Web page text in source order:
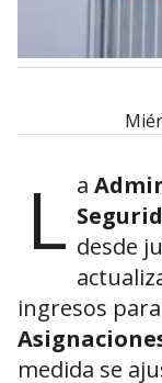
L a
desde
ingresos
medida se